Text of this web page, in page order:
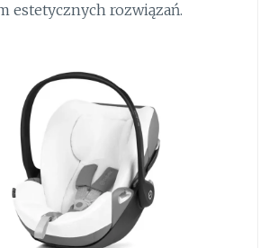
estetycznych rozwiązań.